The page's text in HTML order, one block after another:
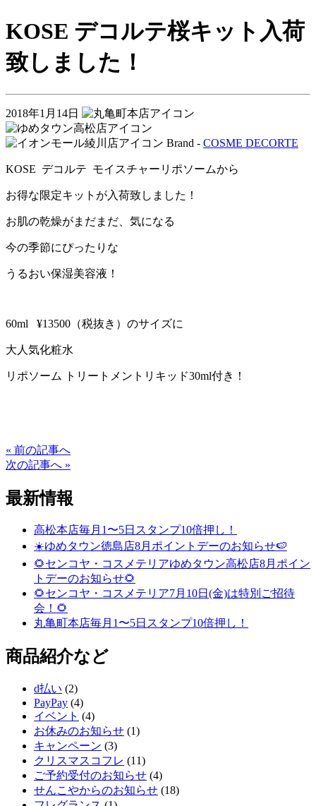
KOSE デコルテ桜キット入荷
致しました！
2018年1月14日
Brand - COSME DECORTE
KOSE デコルテ モイスチャーリポソームから
お得な限定キットが入荷致しました！
お肌の乾燥がまだまだ、気になる
今の季節にぴったりな
うるおい保湿美容液！
60ml ¥13500（税抜き）のサイズに
大人気化粧水
リポソーム トリートメントリキッド30ml付き！
« 前の記事へ
次の記事へ »
最新情報
高松本店毎月1〜5日スタンプ10倍押し！
☀️ゆめタウン徳島店8月ポイントデーのお知らせ🍉
🌻センコヤ・コスメテリアゆめタウン高松店8月ポイン
トデーのお知らせ🌻
🌻センコヤ・コスメテリア7月10日(金)は特別ご招待
会！🌻
丸亀町本店毎月1〜5日スタンプ10倍押し！
商品紹介など
d払い (2)
PayPay (4)
イベント (4)
お休みのお知らせ (1)
キャンペーン (3)
クリスマスコフレ (11)
ご予約受付のお知らせ (4)
せんこやからのお知らせ (18)